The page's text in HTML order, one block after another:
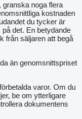
granska noga flera
kostnaden
du tycker är
det. En betydande
från säljaren att begå
än genomsnittspriset
varor. Om du
be om ytterligare
dokumentens